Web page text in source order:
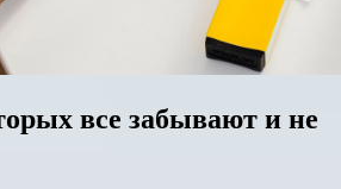
все забывают и не